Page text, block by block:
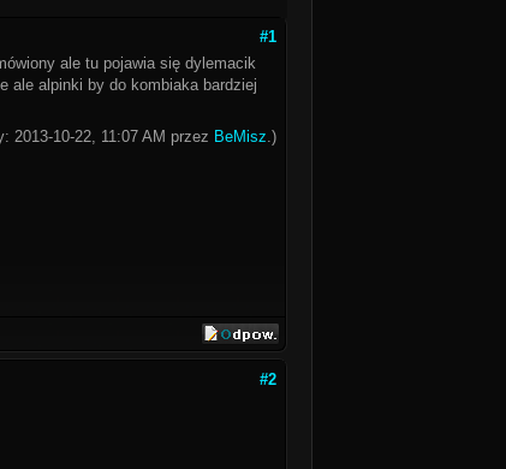
#1
ale tu pojawia się dylemacik
ale alpinki by do kombiaka bardziej
2013-10-22, 11:07 AM przez BeMisz.)
#2